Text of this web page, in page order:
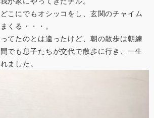
こにでもオシッコをし、玄関のチャイム
くる・・・。
てたのとは違ったけど、朝の散歩は朝練
でも息子たちが交代で散歩に行き、一生
ました。